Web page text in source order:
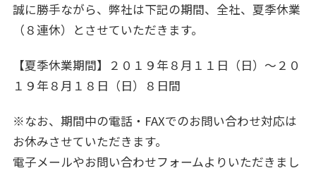
誠に勝手ながら、弊社は下記の期間、全社、夏季休業
（８連休）とさせていただきます。
【夏季休業期間】２０１９年８月１１日（日）〜２０
１９年８月１８日（日）８日間
※なお、期間中の電話・FAXでのお問い合わせ対応は
お休みさせていただきます。
電子メールやお問い合わせフォームよりいただきまし